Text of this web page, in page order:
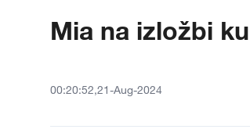
Mia na izložbi
00:20:52,21-Aug-2024